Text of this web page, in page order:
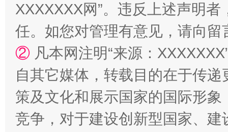
XXXXXXX网”。违反上述声明
任。如您对管理有意见，请向
② 凡本网注明“来源：
自其它媒体，转载目的在于传
策及文化和展示国家的国际形
竞争，对于建设创新型国家、